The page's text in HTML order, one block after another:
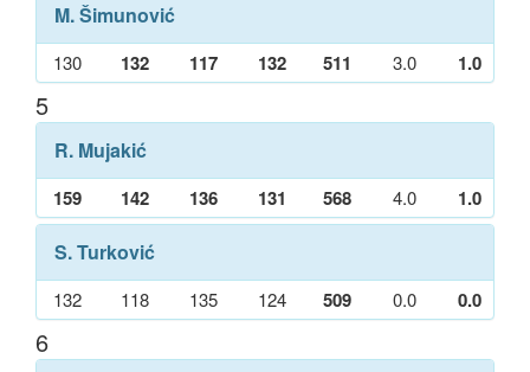
M. Šimunović
130 132 117 132 511 3.0 1.0
5
R. Mujakić
159 142 136 131 568 4.0 1.0
S. Turković
132 118 135 124 509 0.0 0.0
6